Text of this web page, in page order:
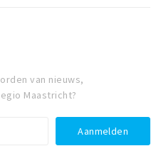
van nieuws,
Maastricht?